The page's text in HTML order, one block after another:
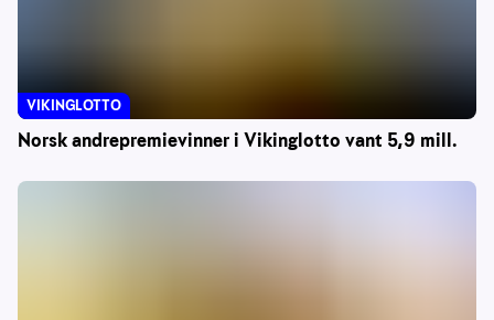
Norsk andrepremievinner i Vikinglotto vant 5,9 mill.
VIKINGLOTTO